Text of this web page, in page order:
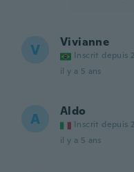
V Vivianne
Inscrit depuis
il y a 5 ans
A Aldo
Inscrit depuis
il y a 5 ans